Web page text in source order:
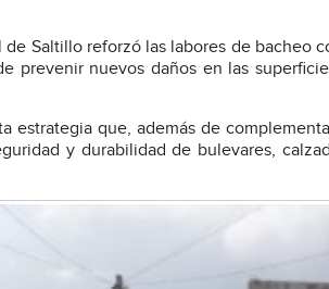
Saltillo reforzó las labores de bacheo
prevenir nuevos daños en las
estrategia que, además de
y durabilidad de bulevares,